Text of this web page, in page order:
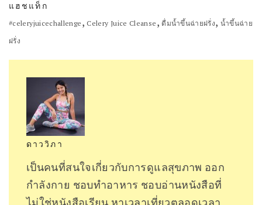
แฮชแท็ก
#celeryjuicechallenge , Celery Juice Cleanse , ดื่มน้ำขึ้นฉ่ายฝรั่ง, น้ำขึ้นฉ่าย
ฝรั่ง
ดาววิภา
เป็นคนที่สนใจเกี่ยวกับการดูแลสุขภาพ ออก
กำลังกาย ชอบทำอาหาร ชอบอ่านหนังสือที่